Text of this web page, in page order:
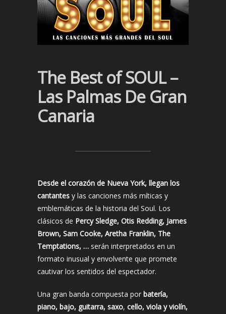
The Best of SOUL –
Las Palmas De Gran
Canaria
Desde el corazón de Nueva York, llegan los
cantantes y las canciones más míticas y
emblemáticas de la historia del Soul. Los
clásicos de Percy Sledge, Otis Redding, James
Brown, Sam Cooke, Aretha Franklin, The
Temptations, … serán interpretados en un
formato inusual y envolvente que promete
cautivar los sentidos del espectador.
Una gran banda compuesta por batería,
piano, bajo, guitarra, saxo, cello, viola y violín,